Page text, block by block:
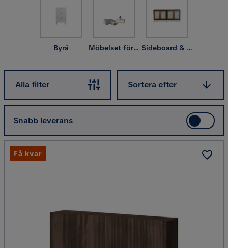
Byrå Möbelset för vardagsrum Sideboard & skänk
Alla filter
Sortera efter
Snabb leverans
Få kvar